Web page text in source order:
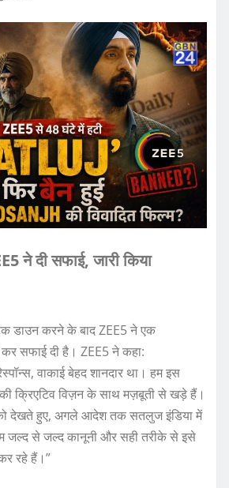
ने दी सफाई, जारी किया
डाउन करने के बाद ZEE5 ने एक
सफाई दी है। ZEE5 ने कहा:
वाकाई बेहद शानदार था। हम इस
क्रिएटिव विज़न के साथ मज़बूती से खड़े हैं।
देखते हुए, अगले आदेश तक सतलुज इंडिया में
जल्द से जल्द कानूनी और सही तरीके से इसे
रहे हैं।”